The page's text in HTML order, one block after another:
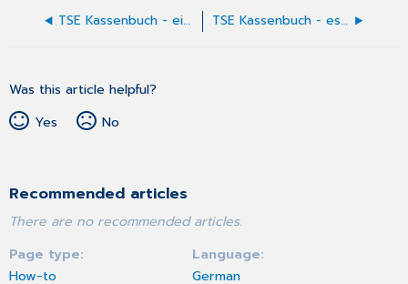
TSE Kassenbuch - ein Sachkonto erstellen, bearbeiten oder löschen TSE Kassenbuch - es wird die Zahlungsart "Stab" angezeigt
Was this article helpful?
Yes
No
Recommended articles
There are no recommended articles.
Page type
How-to
Language
German